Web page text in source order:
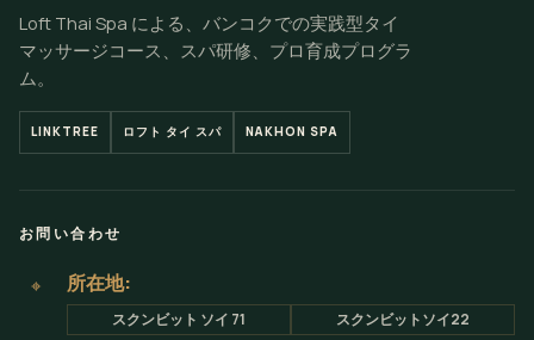
Loft Thai Spa による、バンコクでの実践型タイ
マッサージコース、スパ研修、プロ育成プログラ
ム。
LINKTREE ロフト タイ スパ NAKHON SPA
お問い合わせ
⌖ 所在地:
スクンビット ソイ 71 スクンビットソイ22